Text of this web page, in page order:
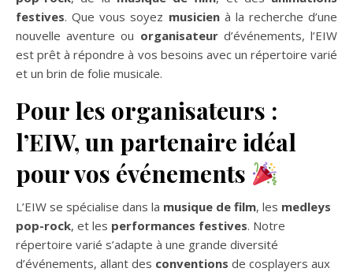
festives. Que vous soyez musicienà la recherche d’une
nouvelle aventure ou organisateurd’événements, l’EIW
est prêt à répondre à vos besoins avec un répertoire varié
et un brin de folie musicale.
Pour les organisateurs :
l’EIW, un partenaire idéal
pour vos événements
L’EIW se spécialise dans la musique de film, les medleys
pop-rock, et les performances festives. Notre
répertoire varié s’adapte à une grande diversité
d’événements, allant des conventions de cosplayers aux